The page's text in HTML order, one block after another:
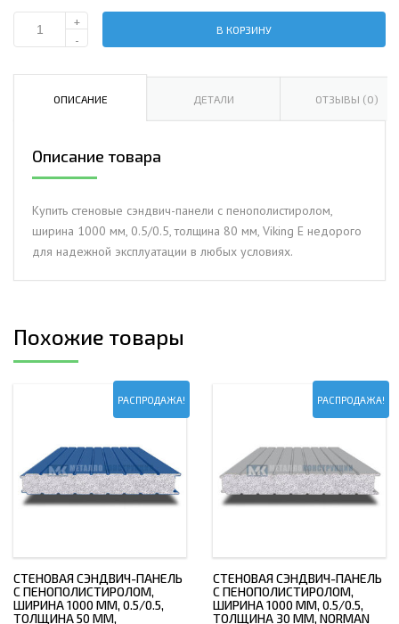
Количество
сэндвич-
ширина
1000
0.5/0.5,
толщина
мм,
+
-
В КОРЗИНУ
ОПИСАНИЕ ДЕТАЛИ ОТЗЫВЫ (0)
Описание товара
Купить стеновые сэндвич-панели с пенополистиролом,
ширина 1000 мм, 0.5/0.5, толщина 80 мм, Viking E недорого
для надежной эксплуатации в любых условиях.
Похожие товары
РАСПРОДАЖА!
СТЕНОВАЯ СЭНДВИЧ-ПАНЕЛЬ
С ПЕНОПОЛИСТИРОЛОМ,
ШИРИНА 1000 ММ, 0.5/0.5,
ТОЛЩИНА 50 ММ,
РАСПРОДАЖА!
СТЕНОВАЯ СЭНДВИЧ-ПАНЕЛЬ
С ПЕНОПОЛИСТИРОЛОМ,
ШИРИНА 1000 ММ, 0.5/0.5,
ТОЛЩИНА 30 ММ, NORMAN